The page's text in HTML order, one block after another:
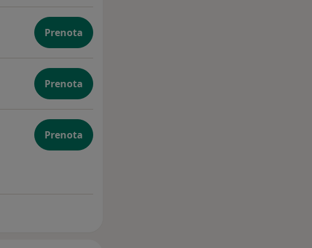
Prenota
Prenota
Prenota